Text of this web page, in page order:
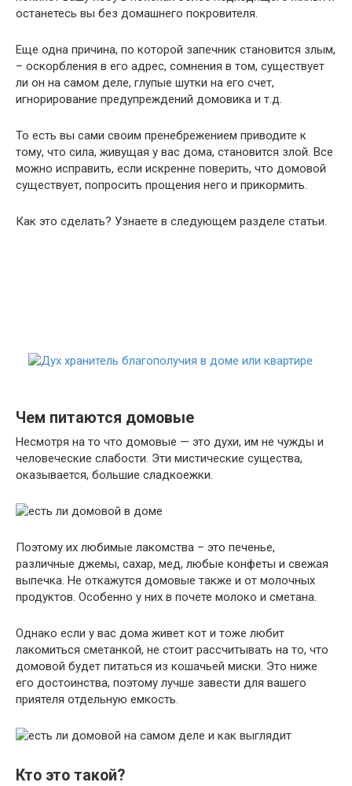
останетесь вы без домашнего покровителя.
Еще одна причина, по которой запечник становится злым,
– оскорбления в его адрес, сомнения в том, существует
ли он на самом деле, глупые шутки на его счет,
игнорирование предупреждений домовика и т.д.
То есть вы сами своим пренебрежением приводите к
тому, что сила, живущая у вас дома, становится злой. Все
можно исправить, если искренне поверить, что домовой
существует, попросить прощения него и прикормить.
Как это сделать? Узнаете в следующем разделе статьи.
Чем питаются домовые
Несмотря на то что домовые — это духи, им не чужды и
человеческие слабости. Эти мистические существа,
оказывается, большие сладкоежки.
Поэтому их любимые лакомства – это печенье,
различные джемы, сахар, мед, любые конфеты и свежая
выпечка. Не откажутся домовые также и от молочных
продуктов. Особенно у них в почете молоко и сметана.
Однако если у вас дома живет кот и тоже любит
лакомиться сметанкой, не стоит рассчитывать на то, что
домовой будет питаться из кошачьей миски. Это ниже
его достоинства, поэтому лучше завести для вашего
приятеля отдельную емкость.
Кто это такой?